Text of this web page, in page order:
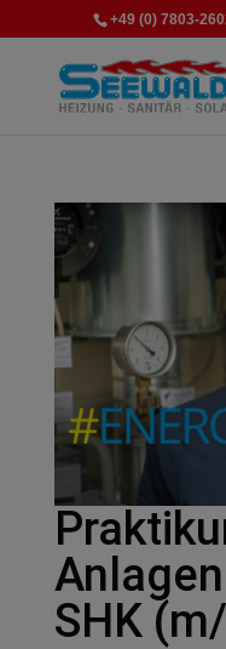
+49 (0) 7803-
SHK